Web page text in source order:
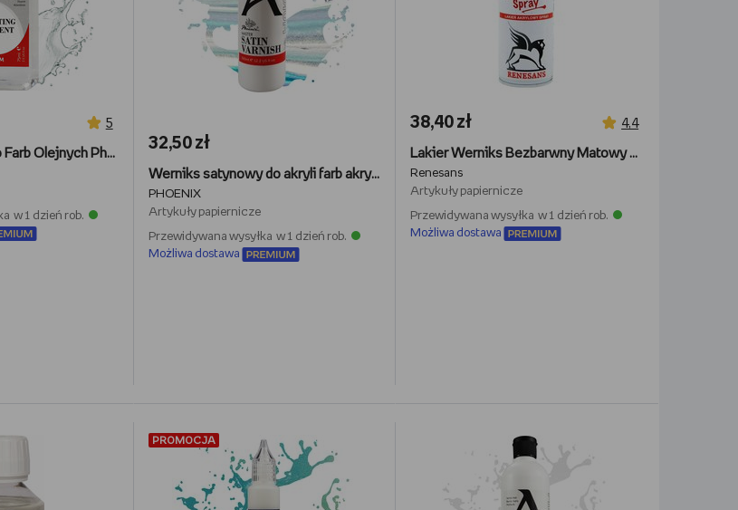
5
Rozpuszczalnik Do Farb Olejnych Phoenix 75ml Painting Diluent
w 1 dzień rob.
32,50 zł
Werniks satynowy do akryli farb akrylowych 360 ml satyna lakier końcowy
PHOENIX
Artykuły papiernicze
Przewidywana wysyłka w 1 dzień rob.
Możliwa dostawa
38,40 zł 4,4
Lakier Werniks Bezbarwny Matowy W Sprayu Do Akryli 400Ml
Renesans
Artykuły papiernicze
Przewidywana wysyłka w 1 dzień rob.
Możliwa dostawa
PROMOCJA